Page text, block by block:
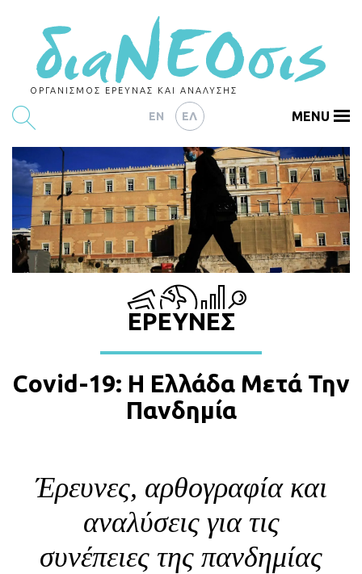
ΟΡΓΑΝΙΣΜΟΣ ΕΡΕΥΝΑΣ ΚΑΙ ΑΝΑΛΥΣΗΣ
EN ΕΛ
ΕΡΕΥΝΕΣ
ΑΡΘΡΟΓΡΑΦΙΑ
ΕΚΔΗΛΩΣΕΙΣ
DATA
ΔΕΙΚΤΕΣ
PODCASTS
BLOG
MENU
ΕΡΕΥΝΕΣ
Covid-19: Η Ελλάδα Μετά Την
Πανδημία
Έρευνες, αρθογραφία και
αναλύσεις για τις
συνέπειες της πανδημίας